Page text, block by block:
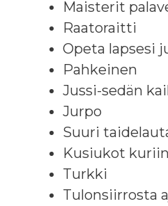
Maisterit
Raatoraitti
Opeta lapsesi
Pahkeinen
Jussi-sedän
Jurpo
Suuri
Kusiukot
Turkki
Tulonsiirrosta